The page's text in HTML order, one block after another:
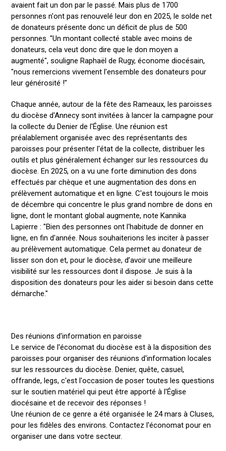
avaient fait un don par le passé. Mais plus de 1700
personnes n'ont pas renouvelé leur don en 2025, le solde net
de donateurs présente donc un déficit de plus de 500
personnes. "Un montant collecté stable avec moins de
donateurs, cela veut donc dire que le don moyen a
augmenté", souligne Raphaël de Rugy, économe diocésain,
"nous remercions vivement l'ensemble des donateurs pour
leur générosité !"
Chaque année, autour de la fête des Rameaux, les paroisses
du diocèse d'Annecy sont invitées à lancer la campagne pour
la collecte du Denier de l'Église. Une réunion est
préalablement organisée avec des représentants des
paroisses pour présenter l'état de la collecte, distribuer les
outils et plus généralement échanger sur les ressources du
diocèse. En 2025, on a vu une forte diminution des dons
effectués par chèque et une augmentation des dons en
prélèvement automatique et en ligne. C'est toujours le mois
de décembre qui concentre le plus grand nombre de dons en
ligne, dont le montant global augmente, note Kannika
Lapierre : "Bien des personnes ont l'habitude de donner en
ligne, en fin d'année. Nous souhaiterions les inciter à passer
au prélèvement automatique. Cela permet au donateur de
lisser son don et, pour le diocèse, d’avoir une meilleure
visibilité sur les ressources dont il dispose. Je suis à la
disposition des donateurs pour les aider si besoin dans cette
démarche."
Des réunions d'information en paroisse
Le service de l'économat du diocèse est à la disposition des
paroisses pour organiser des réunions d'information locales
sur les ressources du diocèse. Denier, quête, casuel,
offrande, legs, c'est l'occasion de poser toutes les questions
sur le soutien matériel qui peut être apporté à l'Église
diocésaine et de recevoir des réponses !
Une réunion de ce genre a été organisée le 24 mars à Cluses,
pour les fidèles des environs. Contactez l'économat pour en
organiser une dans votre secteur.